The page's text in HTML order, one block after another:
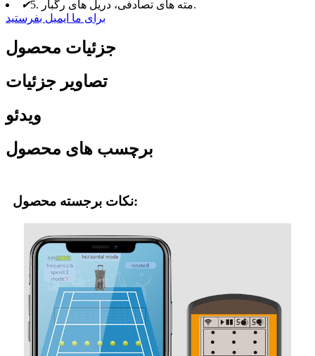
✔
5. مته های تصادفی، دریل های رگبار.
برای ما ایمیل بفرستید
جزئیات محصول
تصاویر جزئیات
ویدئو
برچسب های محصول
نکات برجسته محصول: